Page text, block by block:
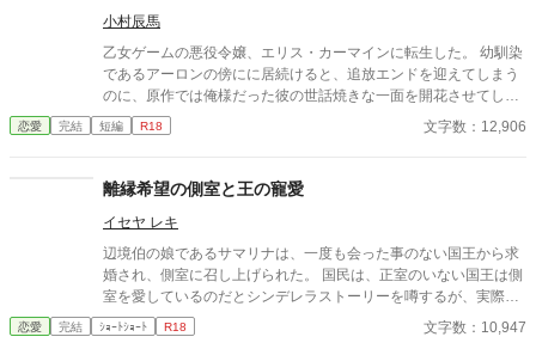
小村辰馬
乙女ゲームの悪役令嬢、エリス・カーマインに転生した。 幼馴染
であるアーロンの傍にに居続けると、追放エンドを迎えてしまう
のに、原作では俺様だった彼の世話焼きな一面を開花させてしま
い、居心地の良い彼のそばを離れるのが辛くなってしまう。 なら
ば彼の代わりに男友達を作ろうと画策するがーー
恋愛 完結 短編 R18 文字数：12,906
離縁希望の側室と王の寵愛
イセヤ レキ
辺境伯の娘であるサマリナは、一度も会った事のない国王から求
婚され、側室に召し上げられた。 国民は、正室のいない国王は側
室を愛しているのだとシンデレラストーリーを噂するが、実際の
扱われ方は酷いものである。 いつか離縁してくれるに違いない、
と願いながらサマリナは暇な後宮生活を、唯一相手になってくれ
恋愛 完結 ｼｮｰﾄｼｮｰﾄ R18 文字数：10,947